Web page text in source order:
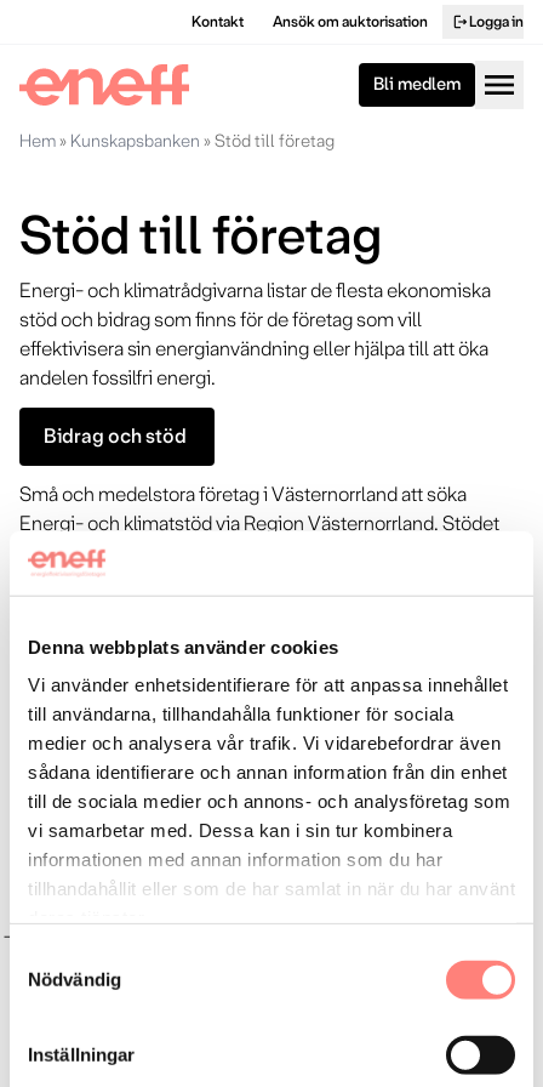
Denna webbplats använder cookies
Vi använder enhetsidentifierare för att anpassa innehållet
till användarna, tillhandahålla funktioner för sociala
medier och analysera vår trafik. Vi vidarebefordrar även
sådana identifierare och annan information från din enhet
till de sociala medier och annons- och analysföretag som
vi samarbetar med. Dessa kan i sin tur kombinera
informationen med annan information som du har
tillhandahållit eller som de har samlat in när du har använt
Nödvändig
Inställningar
Kontakt Ansök om auktorisation logoutLogga in
Bli medlem menu
Hem» Kunskapsbanken »Stöd till företag
Stöd till företag
Energi- och klimatrådgivarna listar de flesta ekonomiska
stöd och bidrag som finns för de företag som vill
effektivisera sin energianvändning eller hjälpa till att öka
andelen fossilfri energi.
Bidrag och stöd
Små och medelstora företag i Västernorrland att söka
Energi- och klimatstöd via Region Västernorrland. Stödet
ger företag möjlighet att minska sina energikostnader och
stärka sin konkurrenskraft.
Sök här
Mer i
Bidrag, stöd & finansiering
Finansiering via Eneff-företag
Klimatklivet Naturvårdsverket
Stöd till privatpersoner